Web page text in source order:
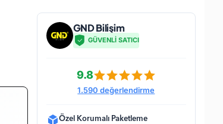
GND Bilişim
GÜVENLİ SATICI
9.8
1.590 değerlendirme
Özel Korumalı Paketleme